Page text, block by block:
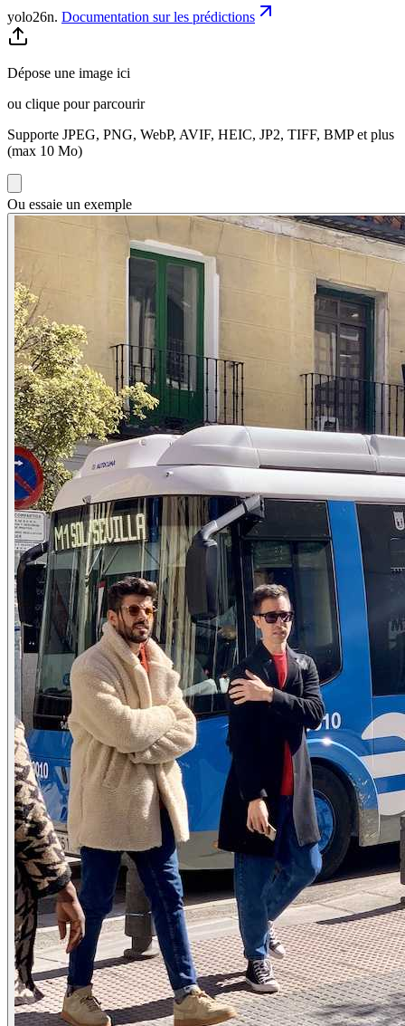
yolo26n. Documentation sur les prédictions
Dépose une image ici
ou clique pour parcourir
Supporte JPEG, PNG, WebP, AVIF, HEIC, JP2, TIFF, BMP et plus
(max 10 Mo)
Ou essaie un exemple